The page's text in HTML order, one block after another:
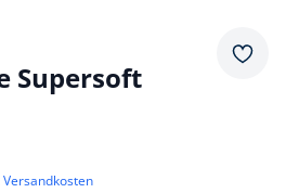
Supersoft
Versandkosten